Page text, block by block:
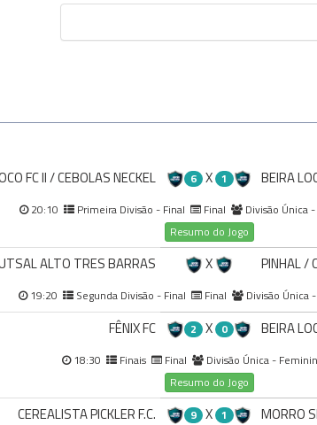
FC II / CEBOLAS NECKEL
6 X 1 BEIRA
20:10 Primeira Divisão - Final Final
Divisão Única
Resumo do Jogo
ALTO TRES BARRAS X PINHAL /
19:20 Segunda Divisão - Final Final Divisão Única
FÊNIX FC 2 X 0 BEIRA
18:30 Finais Final
Divisão Única -
Resumo do Jogo
CEREALISTA PICKLER F.C. 9 X 1 MORRO